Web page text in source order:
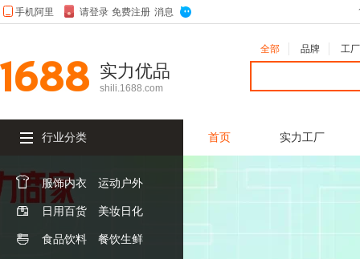
实力优品
shili.1688.com
全部 品牌 工厂
行业分类 首页 实力工厂
 服饰内衣 运动户外
 日用百货 美妆日化
 食品饮料 餐饮生鲜